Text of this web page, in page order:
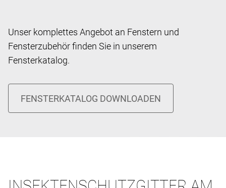
Unser komplettes Angebot an Fenstern und
Fensterzubehör finden Sie in unserem
Fensterkatalog.